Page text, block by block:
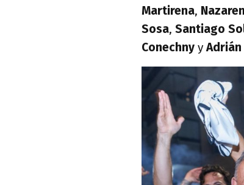
Martirena,
Sosa, Santiago
Conechny y